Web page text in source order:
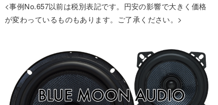
<事例No.657以前は税別表記です。円安の影響で大きく価格
が変わっているものもあります。ご了承ください。>